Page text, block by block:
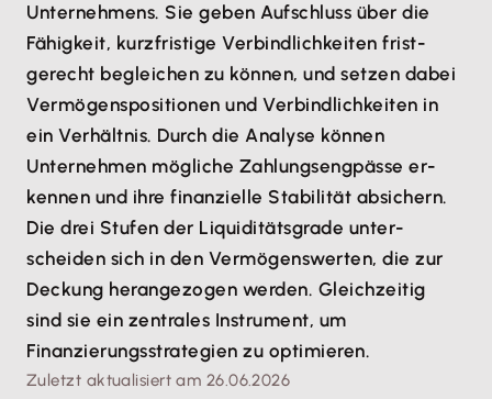
Unternehmens. Sie geben Aufschluss über die
Fähigkeit, kurzfristige Verbindlichkeiten frist-
gerecht begleichen zu können, und setzen dabei
Vermögenspositionen und Verbindlichkeiten in
ein Verhältnis. Durch die Analyse können
Unternehmen mögliche Zahlungsengpässe er-
kennen und ihre finanzielle Stabilität absichern.
Die drei Stufen der Liquiditätsgrade unter-
scheiden sich in den Vermögenswerten, die zur
Deckung herangezogen werden. Gleichzeitig
sind sie ein zentrales Instrument, um
Finanzierungsstrategien zu optimieren.
Zuletzt aktualisiert am 26.06.2026